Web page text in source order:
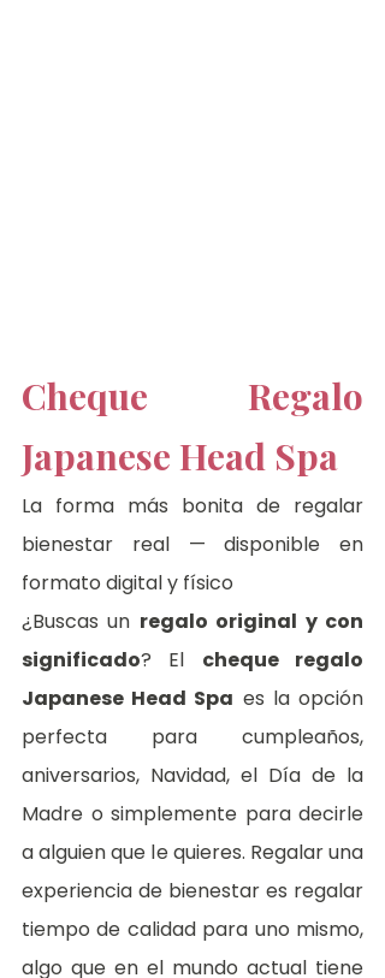
Cheque Regalo
Japanese Head Spa
La forma más bonita de regalar
bienestar real — disponible en
formato digital y físico
¿Buscas un regalo original y con
significado? El cheque regalo
Japanese Head Spa es la opción
perfecta para cumpleaños,
aniversarios, Navidad, el Día de la
Madre o simplemente para decirle
a alguien que le quieres. Regalar una
experiencia de bienestar es regalar
tiempo de calidad para uno mismo,
algo que en el mundo actual tiene